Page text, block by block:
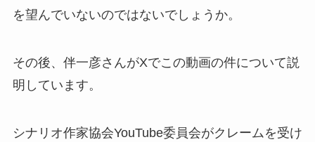
を望んでいないのではないでしょうか。
その後、伴一彦さんがXでこの動画の件について説
明しています。
シナリオ作家協会YouTube委員会がクレームを受け